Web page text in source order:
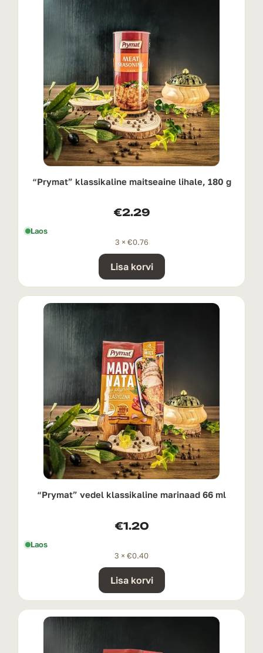
“Prymat” klassikaline maitseaine lihale, 180 g
€2.29
Laos
3 × €0.76
Lisa korvi
“Prymat” vedel klassikaline marinaad 66 ml
€1.20
Laos
3 × €0.40
Lisa korvi